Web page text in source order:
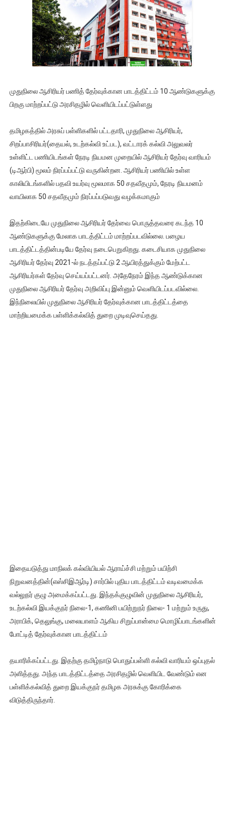
முதுநிலை ஆசிரியர் பணித் தேர்வுக்கான பாடத்திட்டம் 10 ஆண்டுகளுக்கு
பிறகு மாற்றப்பட்டு அரசிதழில் வெளியிடப்பட்டுள்ளது
தமிழகத்தில் அரசுப் பள்ளிகளில் பட்டதாரி, முதுநிலை ஆசிரியர்,
சிறப்பாசிரியர்(தையல், உடற்கல்வி உட்பட), வட்டாரக் கல்வி அலுவலர்
உள்ளிட்ட பணியிடங்கள் நேரடி நியமன முறையில் ஆசிரியர் தேர்வு வாரியம்
(டிஆர்பி) மூலம் நிரப்பப்பட்டு வருகின்றன. ஆசிரியர் பணியில் உள்ள
காலியிடங்களில் பதவி உயர்வு மூலமாக 50 சதவீதமும், நேரடி நியமனம்
வாயிலாக 50 சதவீதமும் நிரப்பப்படுவது வழக்கமாகும்
இதற்கிடையே முதுநிலை ஆசிரியர் தேர்வை பொருத்தவரை கடந்த 10
ஆண்டுகளுக்கு மேலாக பாடத்திட்டம் மாற்றப்படவில்லை. பழைய
பாடத்திட்டத்தின்படியே தேர்வு நடைபெறுகிறது. கடைசியாக முதுநிலை
ஆசிரியர் தேர்வு 2021-ல் நடத்தப்பட்டு 2 ஆயிரத்துக்கும் மேற்பட்ட
ஆசிரியர்கள் தேர்வு செய்யப்பட்டனர். அதேநேரம் இந்த ஆண்டுக்கான
முதுநிலை ஆசிரியர் தேர்வு அறிவிப்பு இன்னும் வெளியிடப்படவில்லை.
இந்நிலையில் முதுநிலை ஆசிரியர் தேர்வுக்கான பாடத்திட்டத்தை
மாற்றியமைக்க பள்ளிக்கல்வித் துறை முடிவுசெய்தது.
இதையடுத்து மாநிலக் கல்வியியல் ஆராய்ச்சி மற்றும் பயிற்சி
நிறுவனத்தின்(எஸ்சிஇஆர்டி) சார்பில் புதிய பாடத்திட்டம் வடிவமைக்க
வல்லுநர் குழு அமைக்கப்பட்டது. இந்தக்குழுவின் முதுநிலை ஆசிரியர்,
உடற்கல்வி இயக்குநர் நிலை-1, கணினி பயிற்றுநர் நிலை- 1 மற்றும் உருது,
அராபிக், தெலுங்கு, மலையாளம் ஆகிய சிறுப்பான்மை மொழிப்பாடங்களின்
போட்டித் தேர்வுக்கான பாடத்திட்டம்
தயாரிக்கப்பட்டது. இதற்கு தமிழ்நாடு பொதுப்பள்ளி கல்வி வாரியம் ஒப்புதல்
அளித்தது. அந்த பாடத்திட்டத்தை அரசிதழில் வெளியிட வேண்டும் என
பள்ளிக்கல்வித் துறை இயக்குநர் தமிழக அரசுக்கு கோரிக்கை
விடுத்திருந்தார்.